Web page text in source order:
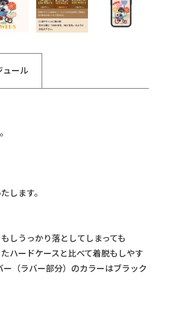
ュール
します。
しうっかり落としてしまっても
ハードケースと比べて着脱もしやす
（ラバー部分）のカラーはブラック